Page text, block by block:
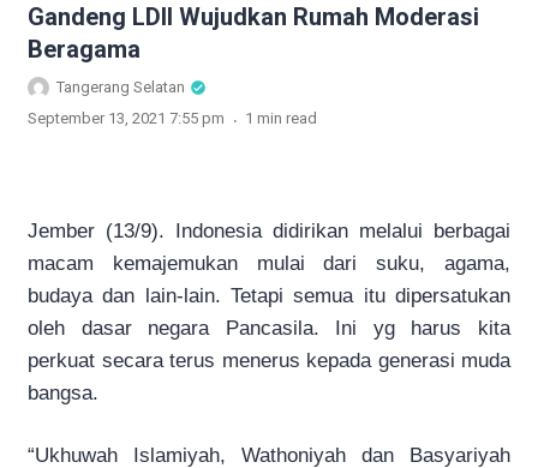
Gandeng LDII Wujudkan Rumah Moderasi
Beragama
Tangerang Selatan
September 13, 2021 7:55 pm . 1 min read
Jember (13/9). Indonesia didirikan melalui berbagai
macam kemajemukan mulai dari suku, agama,
budaya dan lain-lain. Tetapi semua itu dipersatukan
oleh dasar negara Pancasila. Ini yg harus kita
perkuat secara terus menerus kepada generasi muda
bangsa.
“Ukhuwah Islamiyah, Wathoniyah dan Basyariyah